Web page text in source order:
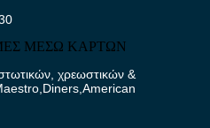
ΜΕΣΩ ΚΑΡΤΩΝ
χρεωστικών &